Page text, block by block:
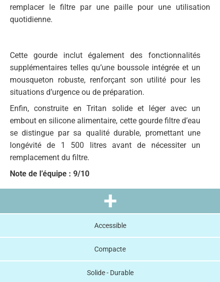
remplacer le filtre par une paille pour une utilisation
quotidienne.
Cette gourde inclut également des fonctionnalités
supplémentaires telles qu’une boussole intégrée et un
mousqueton robuste, renforçant son utilité pour les
situations d’urgence ou de préparation.
Enfin, construite en Tritan solide et léger avec un
embout en silicone alimentaire, cette gourde filtre d’eau
se distingue par sa qualité durable, promettant une
longévité de 1 500 litres avant de nécessiter un
remplacement du filtre.
Note de l’équipe : 9/10
+
Accessible
Compacte
Solide - Durable